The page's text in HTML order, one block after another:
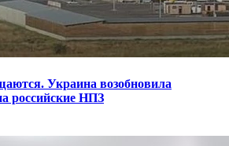
Украина возобновила
российские НПЗ